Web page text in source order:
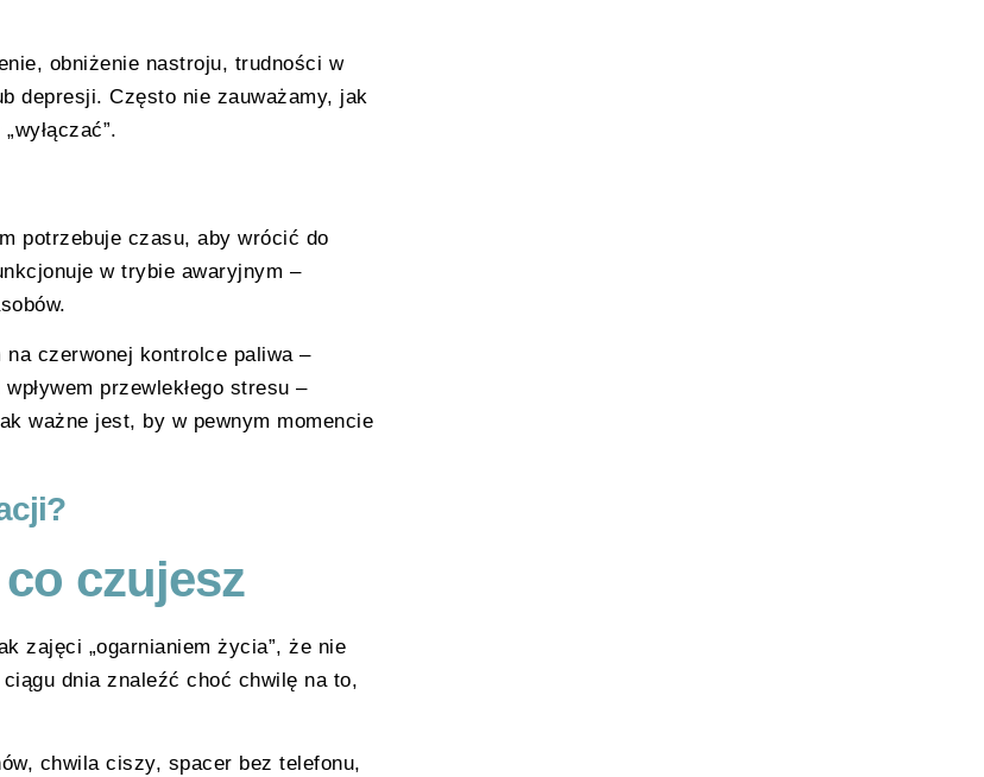
obniżenie nastroju, trudności w
depresji. Często nie zauważamy, jak
potrzebuje czasu, aby wrócić do
w trybie awaryjnym –
czerwonej kontrolce paliwa –
przewlekłego stresu –
ważne jest, by w pewnym momencie
czujesz
zajęci „ogarnianiem życia”, że nie
dnia znaleźć choć chwilę na to,
chwila ciszy, spacer bez telefonu,